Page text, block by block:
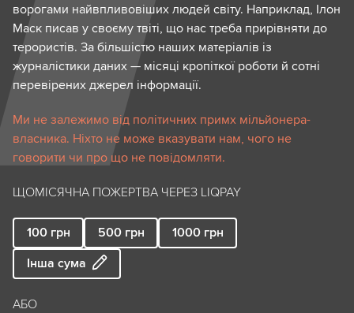
ворогами найвпливовіших людей світу. Наприклад, Ілон
Маск писав у своєму твіті, що нас треба прирівняти до
терористів. За більшістю наших матеріалів із
журналістики даних — місяці кропіткої роботи й сотні
перевірених джерел інформації.
Ми не залежимо від політичних примх мільйонера-
власника. Ніхто не може вказувати нам, чого не
говорити чи про що не повідомляти.
ЩОМІСЯЧНА ПОЖЕРТВА ЧЕРЕЗ LIQPAY
100 грн 500 грн 1000 грн
Інша сума
АБО